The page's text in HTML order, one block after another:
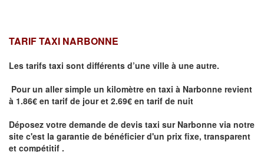
TARIF TAXI NARBONNE
Les tarifs taxi sont différents d’une ville à une autre.
Pour un aller simple un kilomètre en taxi à Narbonne revient
à 1.86€ en tarif de jour et 2.69€ en tarif de nuit
Déposez votre demande de devis taxi sur Narbonne via notre
site c'est la garantie de bénéficier d'un prix fixe, transparent
et compétitif .